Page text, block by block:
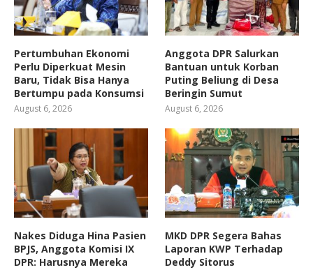
Pertumbuhan Ekonomi
Perlu Diperkuat Mesin
Baru, Tidak Bisa Hanya
Bertumpu pada Konsumsi
August 6, 2026
Anggota DPR Salurkan
Bantuan untuk Korban
Puting Beliung di Desa
Beringin Sumut
August 6, 2026
Nakes Diduga Hina Pasien
BPJS, Anggota Komisi IX
DPR: Harusnya Mereka
MKD DPR Segera Bahas
Laporan KWP Terhadap
Deddy Sitorus